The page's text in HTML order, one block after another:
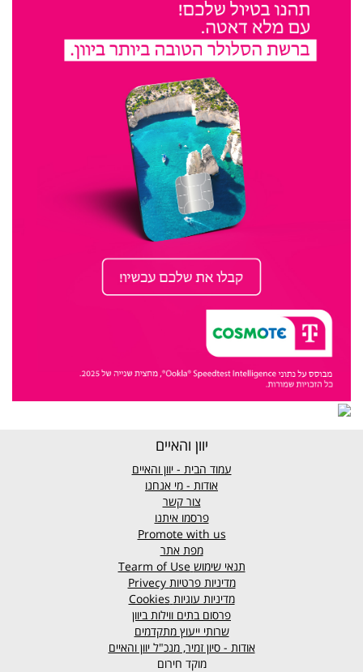
יוון והאיים
עמוד הבית - יוון והאיים
אודות - מי אנחנו
צור קשר
פרסמו איתנו
Promote with us
מפת אתר
תנאי שימוש
מדיניות פרטיות Privecy
מדיניות עוגיות Cookies
פרסום בתים ווילות ביוון
שרותי ייעוץ מתקדמים
אודות - סיון זמיר, מנכ"ל יוון והאיים
מוקד חירום